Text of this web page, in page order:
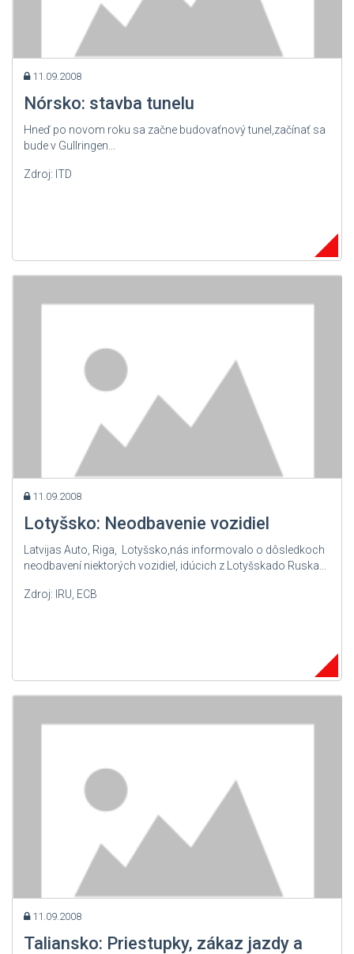
11.09.2008
Nórsko: stavba tunelu
Hneď po novom roku sa začne budovaťnový tunel,začínať sa
bude v Gullringen...
Zdroj: ITD
11.09.2008
Lotyšsko: Neodbavenie vozidiel
Latvijas Auto, Riga, Lotyšsko,nás informovalo o dôsledkoch
neodbavení niektorých vozidiel, idúcich z Lotyšskado Ruska...
Zdroj: IRU, ECB
11.09.2008
Taliansko: Priestupky, zákaz jazdy a